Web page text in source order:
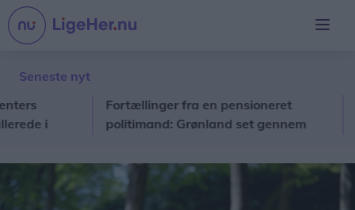
Seneste nyt
i
Fortællinger fra en pensioneret
politimand: Grønland set gennem